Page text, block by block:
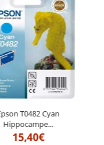
T0482 Cyan
Hippocampe...
15,40€